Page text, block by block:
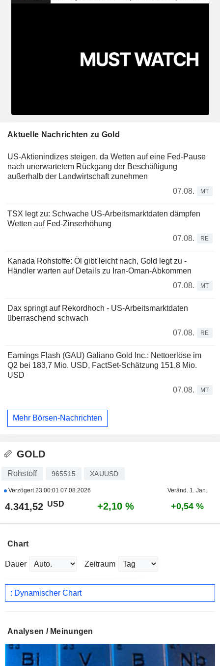
Aktuelle Nachrichten zu Gold
US-Aktienindizes steigen, da Wetten auf eine Fed-Pause
nach unerwartetem Rückgang der Beschäftigung
außerhalb der Landwirtschaft zunehmen
07.08.
MT
TSX legt zu: Schwache US-Arbeitsmarktdaten dämpfen
Wetten auf Fed-Zinserhöhung
07.08.
RE
Kanada Rohstoffe: Öl gibt leicht nach, Gold legt zu -
Händler warten auf Details zu Iran-Oman-Abkommen
07.08.
MT
Dax springt auf Rekordhoch - US-Arbeitsmarktdaten
überraschend schwach
07.08.
RE
Earnings Flash (GAU) Galiano Gold Inc.: Nettoerlöse im
Q2 bei 183,7 Mio. USD, FactSet-Schätzung 151,8 Mio.
USD
07.08.
MT
Mehr Börsen-Nachrichten
GOLD
Rohstoff 965515 XAUUSD
Verzögert23:00:01 07.08.2026 Veränd. 1. Jan.
4.341,52 USD +2,10 % +0,54 %
Chart
Dauer Zeitraum
: Dynamischer Chart
Analysen / Meinungen